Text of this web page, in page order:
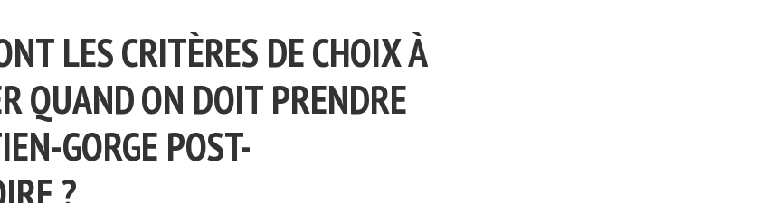
LES CRITÈRES DE CHOIX À
QUAND ON DOIT PRENDRE
GORGE POST-
?